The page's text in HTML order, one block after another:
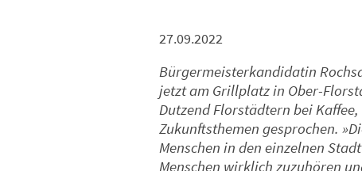
27.09.2022
Bürgermeisterkandidatin
jetzt am Grillplatz in Ober-
Dutzend Florstädtern bei
Zukunftsthemen gesprochen.
Menschen in den einzelnen
Menschen wirklich zuzuhören